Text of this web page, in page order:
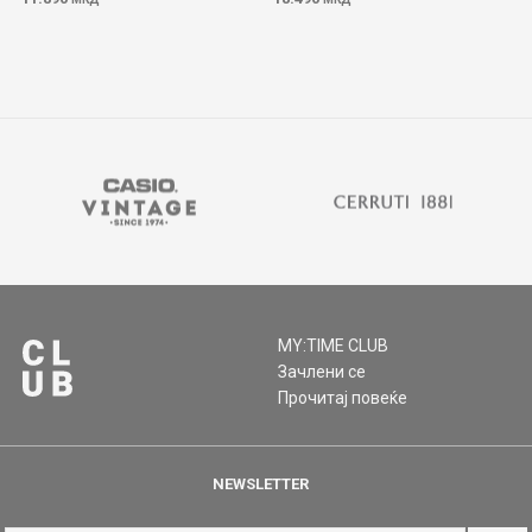
MY:TIME CLUB
Зачлени се
Прочитај повеќе
NEWSLETTER